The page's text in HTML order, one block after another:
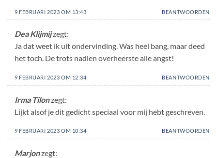
9 FEBRUARI 2023 OM 13:43 BEANTWOORDEN
Dea Klijmijzegt:
Ja dat weet ik uit ondervinding. Was heel bang, maar deed
het toch. De trots nadien overheerste alle angst!
9 FEBRUARI 2023 OM 12:34 BEANTWOORDEN
Irma Tilonzegt:
Lijkt alsof je dit gedicht speciaal voor mij hebt geschreven.
9 FEBRUARI 2023 OM 10:34 BEANTWOORDEN
Marjonzegt: